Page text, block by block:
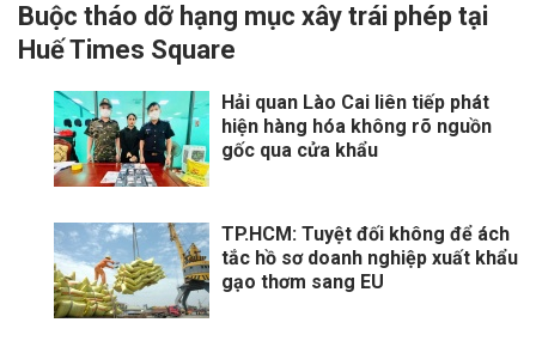
Buộc tháo dỡ hạng mục xây trái phép tại
Huế Times Square
Hải quan Lào Cai liên tiếp phát
hiện hàng hóa không rõ nguồn
gốc qua cửa khẩu
TP.HCM: Tuyệt đối không để ách
tắc hồ sơ doanh nghiệp xuất khẩu
gạo thơm sang EU